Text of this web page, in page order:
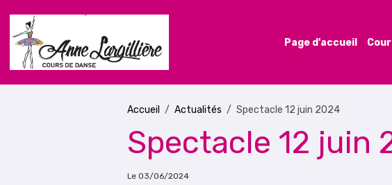
Page d'accueil
Accueil Actualités Spectacle 12 juin 2024
Spectacle 12 juin
Le 03/06/2024